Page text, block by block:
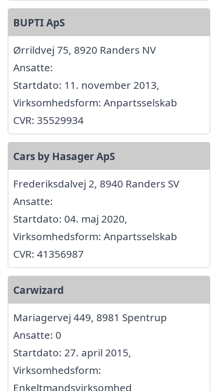
BUPTI ApS
Ørrildvej 75, 8920 Randers NV
Ansatte:
Startdato: 11. november 2013,
Virksomhedsform: Anpartsselskab
CVR: 35529934
Cars by Hasager ApS
Frederiksdalvej 2, 8940 Randers SV
Ansatte:
Startdato: 04. maj 2020,
Virksomhedsform: Anpartsselskab
CVR: 41356987
Carwizard
Mariagervej 449, 8981 Spentrup
Ansatte: 0
Startdato: 27. april 2015,
Virksomhedsform:
Enkeltmandsvirksomhed